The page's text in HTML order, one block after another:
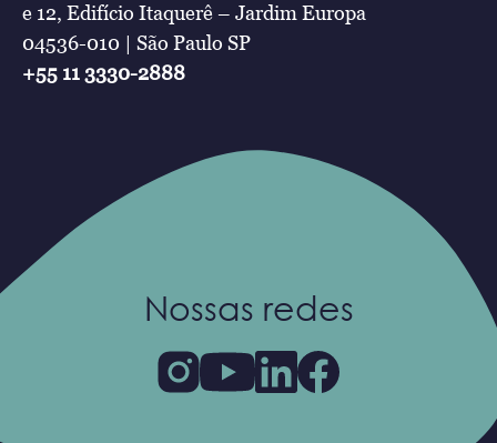
e 12, Edifício Itaquerê – Jardim Europa
04536-010 | São Paulo SP
+55 11 3330-2888
Nossas redes